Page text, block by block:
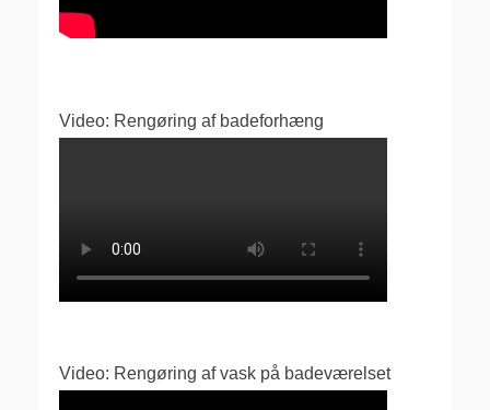
Video: Rengøring af badeforhæng
Video: Rengøring af vask på badeværelset